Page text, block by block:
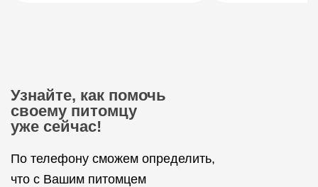
Узнайте, как помочь
своему питомцу
уже сейчас!
По телефону сможем определить,
что с Вашим питомцем